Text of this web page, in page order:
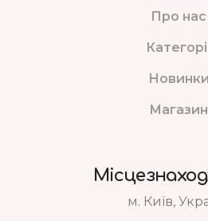
Про нас
Новинки
Магазин
м. Київ,